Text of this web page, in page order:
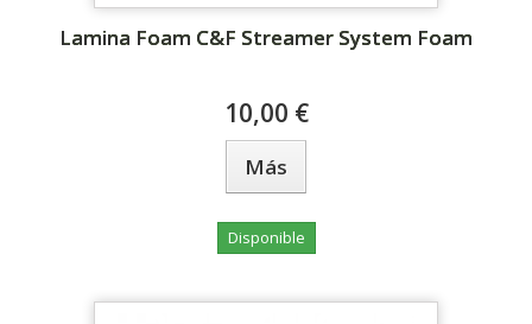
Lamina Foam C&F Streamer System Foam
10,00 €
Más
Disponible